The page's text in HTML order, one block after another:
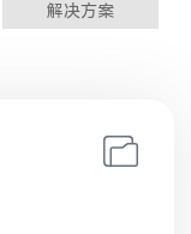
解决方案